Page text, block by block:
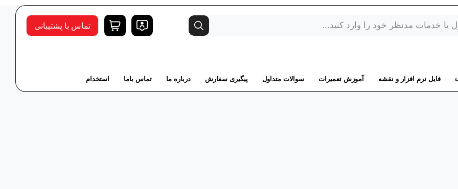
تماس با پشتیبانی
فایل نرم افزار و نقشه آموزش تعمیرات سوالات متداول پیگیری سفارش درباره ما تماس باما استخدام